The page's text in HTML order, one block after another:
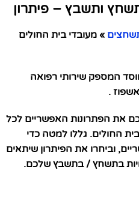
ותשבץ – פיתרון
» מעובדי בית החולים
המספק שירותי רפואה
.
את הפתרונות האפשריים לכל
החולים. גללו למטה כדי
וביחרו את הפיתרון שיתאים
בתשחץ / בתשבץ שלכם.